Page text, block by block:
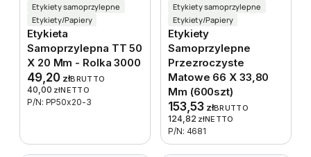
Etykiety samoprzylepne
Etykiety/Papiery
Etykieta
Samoprzylepna TT 50
X 20 Mm - Rolka 3000
49,20 złBRUTTO
40,00 złNETTO
P/N: PP50x20-3
Etykiety samoprzylepne
Etykiety/Papiery
Etykiety
Samoprzylepne
Przezroczyste
Matowe 66 X 33,80
Mm (600szt)
153,53 złBRUTTO
124,82 złNETTO
P/N: 4681